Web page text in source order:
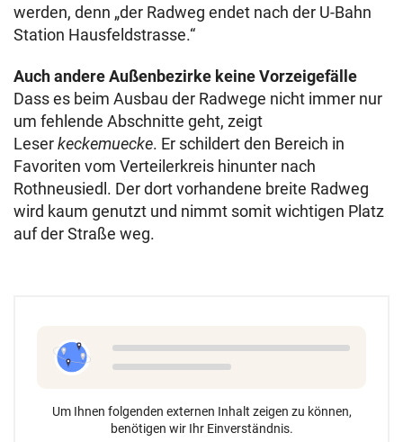
werden, denn „der Radweg endet nach der U-Bahn
Station Hausfeldstrasse.“
Auch andere Außenbezirke keine Vorzeigefälle
Dass es beim Ausbau der Radwege nicht immer nur
um fehlende Abschnitte geht, zeigt
Leserkeckemuecke. Er schildert den Bereich in
Favoriten vom Verteilerkreis hinunter nach
Rothneusiedl. Der dort vorhandene breite Radweg
wird kaum genutzt und nimmt somit wichtigen Platz
auf der Straße weg.
Um Ihnen folgenden externen Inhalt zeigen zu können,
benötigen wir Ihr Einverständnis.